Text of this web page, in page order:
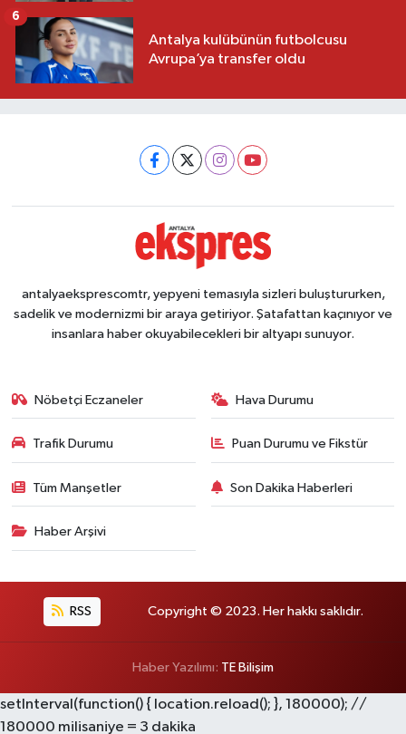
Antalya kulübünün futbolcusu
Avrupa’ya transfer oldu
6
antalyaeksprescomtr, yepyeni temasıyla sizleri buluştururken,
sadelik ve modernizmi bir araya getiriyor. Şatafattan kaçınıyor ve
insanlara haber okuyabilecekleri bir altyapı sunuyor.
Nöbetçi Eczaneler Hava Durumu
Trafik Durumu Puan Durumu ve Fikstür
Tüm Manşetler Son Dakika Haberleri
Haber Arşivi
RSS Copyright © 2023. Her hakkı saklıdır.
Haber Yazılımı: TE Bilişim
setInterval(function() { location.reload(); }, 180000); //
180000 milisaniye = 3 dakika